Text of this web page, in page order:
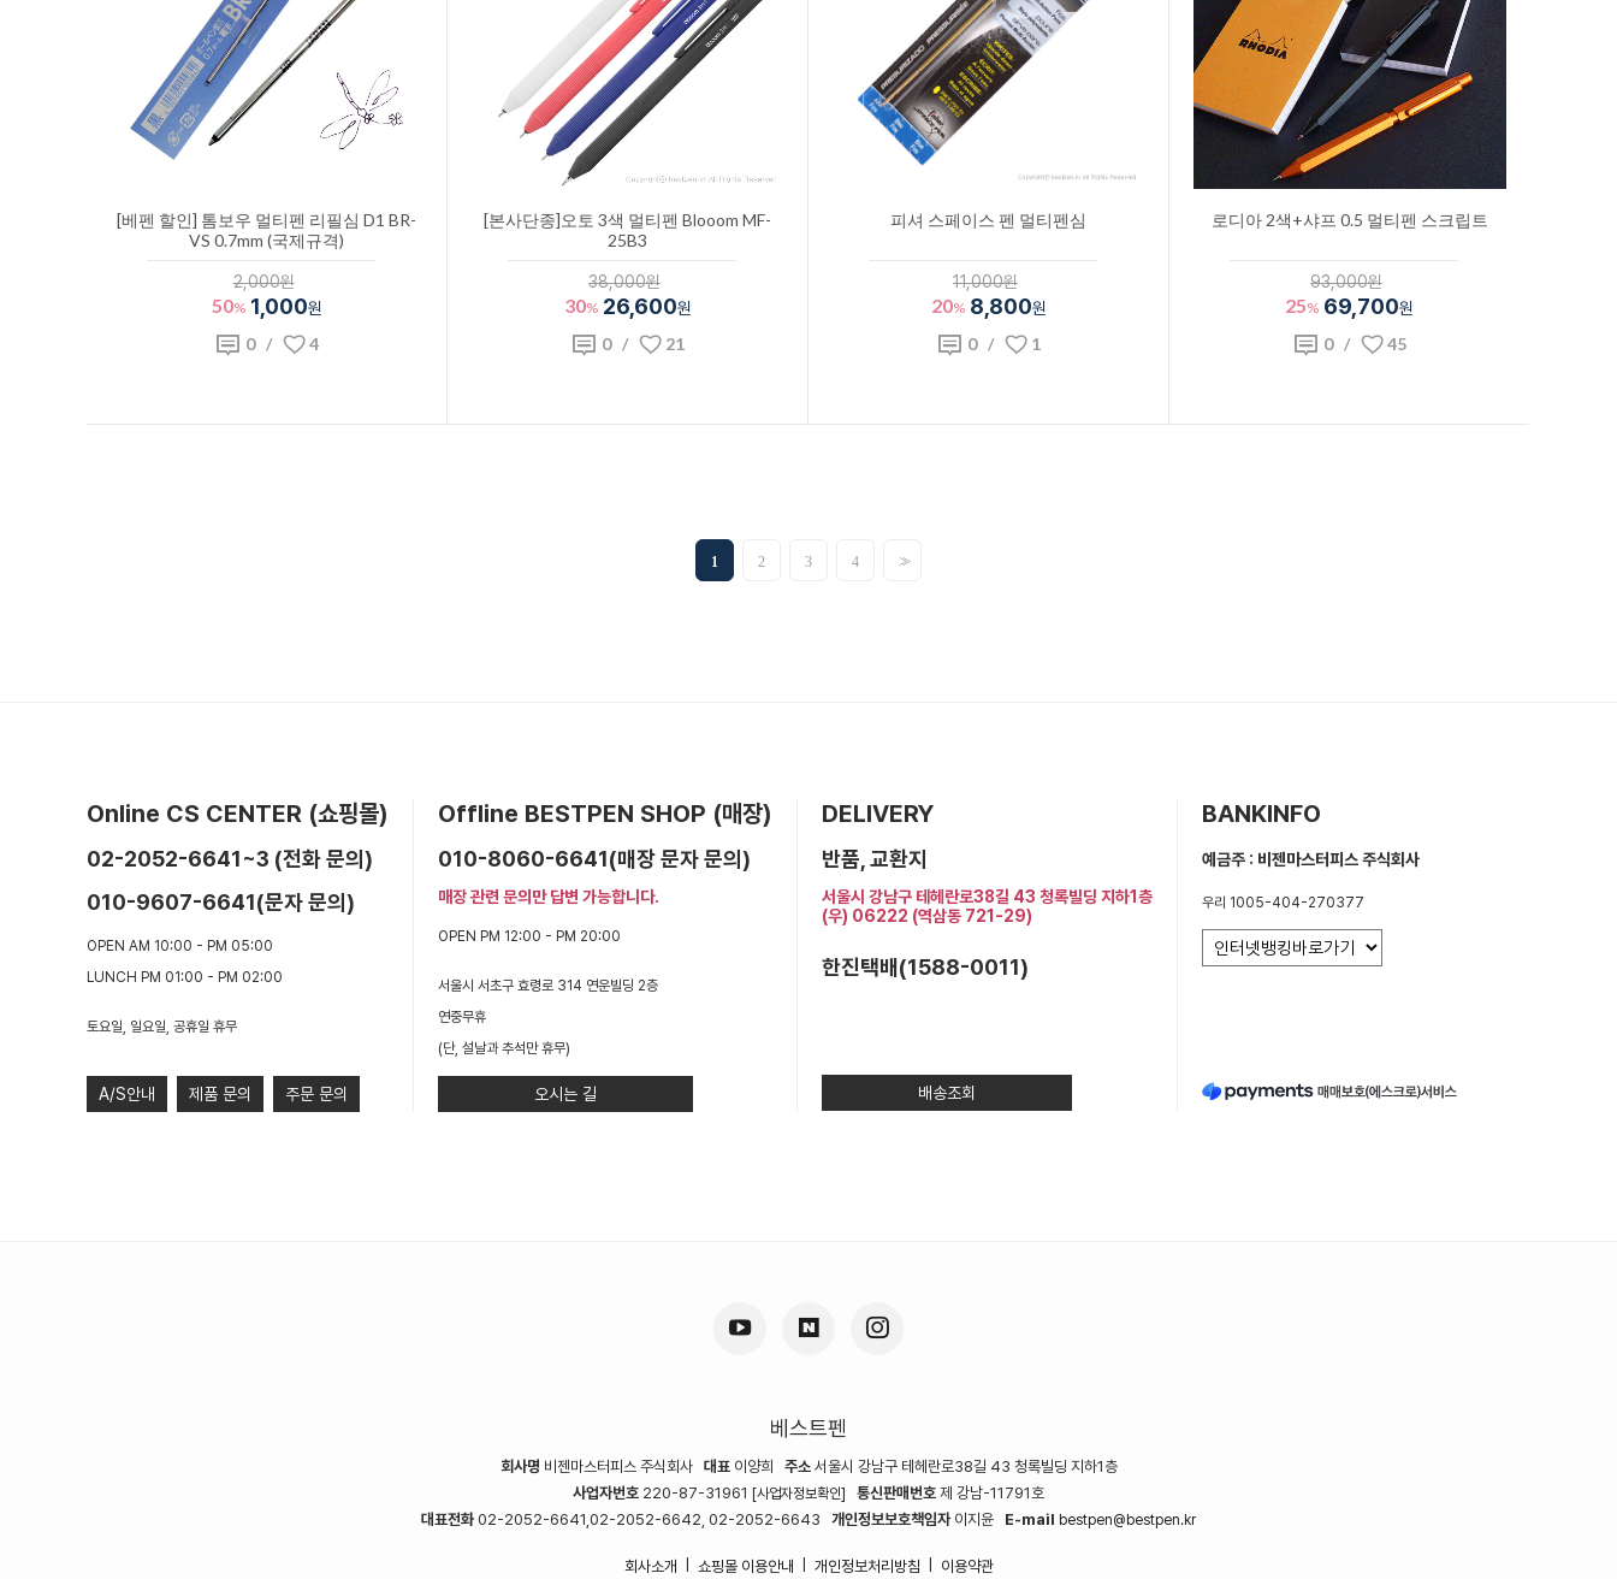
[베펜 할인] 톰보우 멀티펜 리필심 D1 BR-
VS 0.7mm (국제규격)
2,000원
50% 1,000원
0/ 4
[본사단종]오토 3색 멀티펜 Blooom MF-
25B3
38,000원
30% 26,600원
0/ 21
피셔 스페이스 펜 멀티펜심
11,000원
20% 8,800원
0/ 1
로디아 2색+샤프 0.5 멀티펜 스크립트
93,000원
25% 69,700원
0/ 45
1 2 3 4 >>
Online CS CENTER (쇼핑몰)
02-2052-6641~3 (전화 문의)
010-9607-6641(문자 문의)
OPEN AM 10:00 - PM 05:00
LUNCH PM 01:00 - PM 02:00
토요일, 일요일, 공휴일 휴무
A/S안내 제품 문의 주문 문의
Offline BESTPEN SHOP (매장)
010-8060-6641(매장 문자 문의)
매장 관련 문의만 답변 가능합니다.
OPEN PM 12:00 - PM 20:00
서울시 서초구 효령로 314 연운빌딩 2층
연중무휴
(단, 설날과 추석만 휴무)
오시는 길
DELIVERY
반품, 교환지
서울시 강남구 테헤란로38길 43 청록빌딩 지하1층
(우) 06222 (역삼동 721-29)
한진택배(1588-0011)
배송조회
BANKINFO
예금주 : 비젠마스터피스 주식회사
우리 1005-404-270377
베스트펜
회사명 비젠마스터피스 주식회사 대표이양희 주소서울시 강남구 테헤란로38길 43 청록빌딩 지하1층
사업자번호 220-87-31961 [사업자정보확인] 통신판매번호 제 강남-11791호
대표전화 02-2052-6641,02-2052-6642, 02-2052-6643 개인정보보호책임자이지윤 E-mail bestpen@bestpen.kr
회사소개 쇼핑몰 이용안내 개인정보처리방침 이용약관